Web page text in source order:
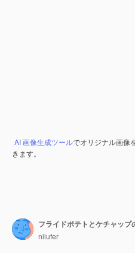
AI 画像生成ツールでオリジナル画像
きます。
フライドポテトとケチャップ
nilufer